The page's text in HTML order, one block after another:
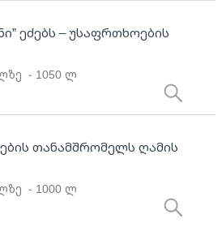
ეძებს – უსაფრთხოების
- 1050 ლ
თანამშრომელს ღამის
- 1000 ლ